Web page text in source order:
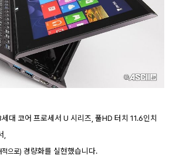
대 코어 프로세서 U 시리즈, 풀HD 터치 11.6인치
,
적으로) 경량화를 실현했습니다.